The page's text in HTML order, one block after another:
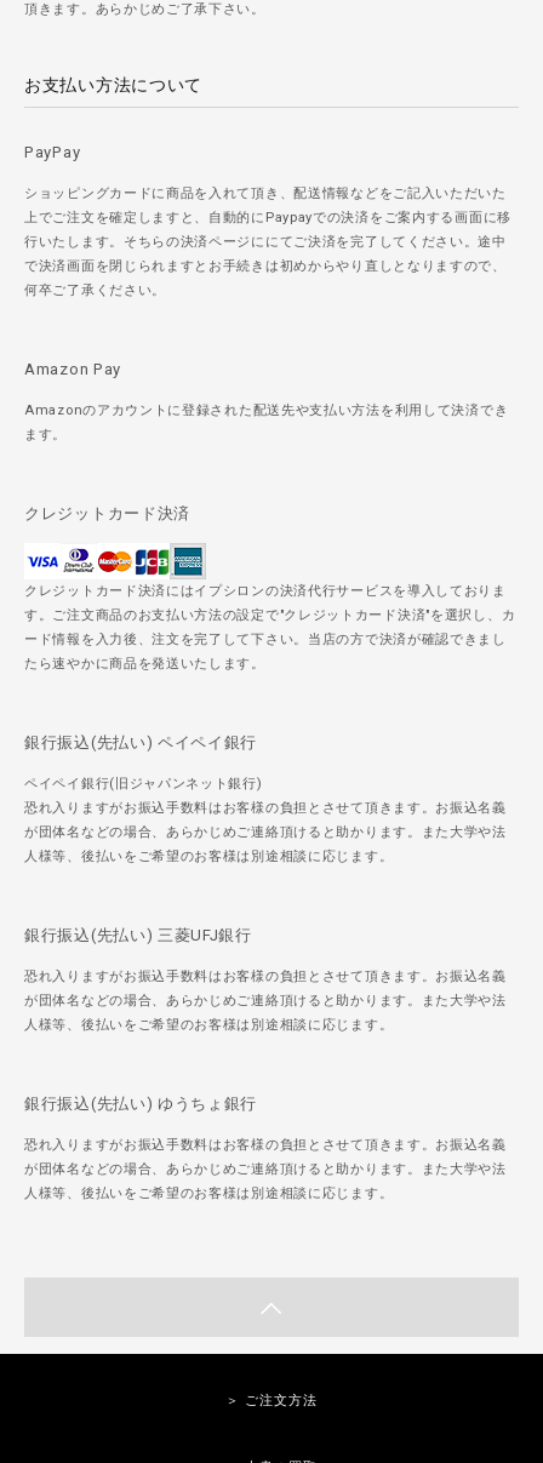
頂きます。あらかじめご了承下さい。
お支払い方法について
PayPay
ショッピングカードに商品を入れて頂き、配送情報などをご記入いただいた
上でご注文を確定しますと、自動的にPaypayでの決済をご案内する画面に移
行いたします。そちらの決済ページににてご決済を完了してください。途中
で決済画面を閉じられますとお手続きは初めからやり直しとなりますので、
何卒ご了承ください。
Amazon Pay
Amazonのアカウントに登録された配送先や支払い方法を利用して決済でき
ます。
クレジットカード決済
クレジットカード決済にはイプシロンの決済代行サービスを導入しておりま
す。ご注文商品のお支払い方法の設定で"クレジットカード決済"を選択し、カ
ード情報を入力後、注文を完了して下さい。当店の方で決済が確認できまし
たら速やかに商品を発送いたします。
銀行振込(先払い) ペイペイ銀行
ペイペイ銀行(旧ジャパンネット銀行)
恐れ入りますがお振込手数料はお客様の負担とさせて頂きます。お振込名義
が団体名などの場合、あらかじめご連絡頂けると助かります。また大学や法
人様等、後払いをご希望のお客様は別途相談に応じます。
銀行振込(先払い) 三菱UFJ銀行
恐れ入りますがお振込手数料はお客様の負担とさせて頂きます。お振込名義
が団体名などの場合、あらかじめご連絡頂けると助かります。また大学や法
人様等、後払いをご希望のお客様は別途相談に応じます。
銀行振込(先払い) ゆうちょ銀行
恐れ入りますがお振込手数料はお客様の負担とさせて頂きます。お振込名義
が団体名などの場合、あらかじめご連絡頂けると助かります。また大学や法
人様等、後払いをご希望のお客様は別途相談に応じます。
＞ ご注文方法